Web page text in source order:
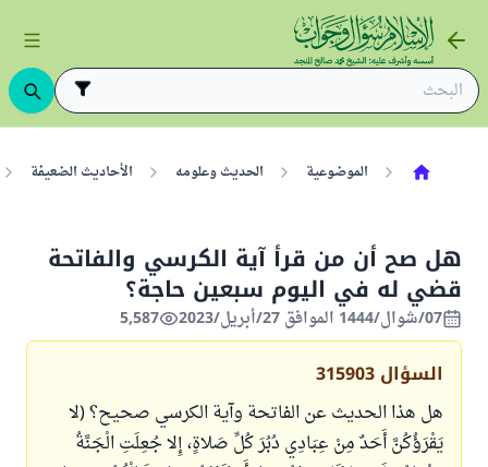
الموضوعية الحديث وعلومه الأحاديث الضعيفة
هل صح أن من قرأ آية الكرسي والفاتحة
قضي له في اليوم سبعين حاجة؟
07/شوال/1444 الموافق 27/أبريل/2023 5,587
السؤال 315903
هل هذا الحديث عن الفاتحة وآية الكرسي صحيح؟ (لا
يَقْرَؤُكُنَّ أَحَدٌ مِنْ عِبَادِي دُبُرَ كُلِّ صَلاةٍ، إِلا جُعِلَتِ الْجَنَّةُ